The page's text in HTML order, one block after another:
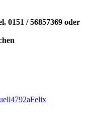
0151 / 56857369 oder